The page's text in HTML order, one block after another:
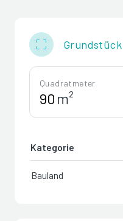
Grundstück
Quadratmeter
m²
Kategorie
Bauland